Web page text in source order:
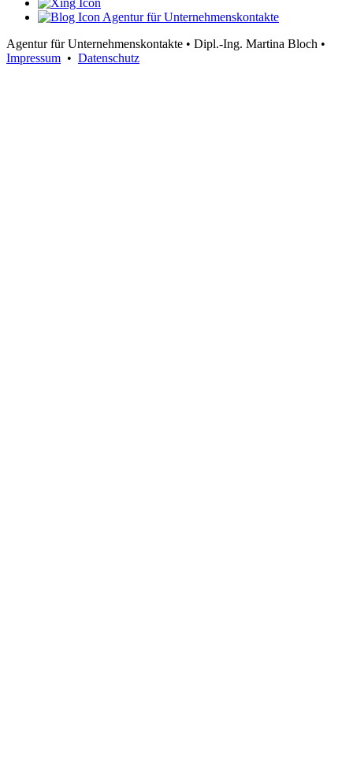
Agentur für Unternehmenskontakte
Agentur für Unternehmenskontakte • Dipl.-Ing. Martina Bloch •
Impressum • Datenschutz